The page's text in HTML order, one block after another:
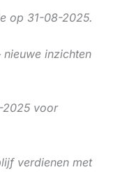
op 31-08-2025.
inzichten
2025 voor
verdienen met